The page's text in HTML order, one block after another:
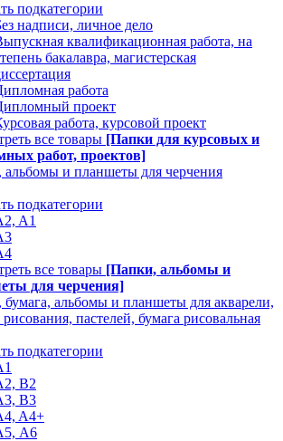
подкатегории
надписи, личное дело
квалификационная работа, на
бакалавра, магистерская
работа
проект
работа, курсовой проект
все товары [Папки для курсовых и
работ, проектов]
и планшеты для черчения
подкатегории
A1
все товары [Папки, альбомы и
для черчения]
альбомы и планшеты для акварели,
пастелей, бумага рисовальная
подкатегории
B2
B3
A4+
А6